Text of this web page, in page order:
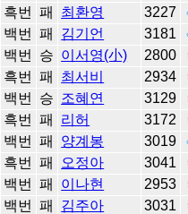
흑번 패 최환영 3227
백번 패 김기언 3181
백번 승 이서영(小) 2800
흑번 패 최서비 2934
백번 승 조혜연 3129
흑번 패 리허 3172
백번 패 양계봉 3019
흑번 패 오정아 3041
백번 패 이나현 2953
백번 패 김주아 3031